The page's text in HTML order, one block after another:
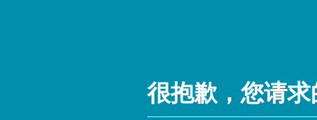
很抱歉，您请